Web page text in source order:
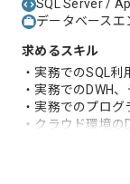
SQL Server /
データベース
求めるスキル
・実務でのSQL利
・実務でのDWH
・実務でのプロ
・クラウド環境の
・JIRAやbacklog